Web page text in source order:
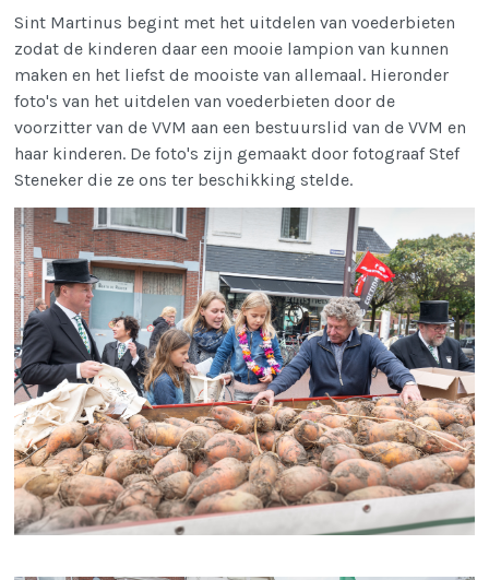
Sint Martinus begint met het uitdelen van voederbieten
zodat de kinderen daar een mooie lampion van kunnen
maken en het liefst de mooiste van allemaal. Hieronder
foto's van het uitdelen van voederbieten door de
voorzitter van de VVM aan een bestuurslid van de VVM en
haar kinderen. De foto's zijn gemaakt door fotograaf Stef
Steneker die ze ons ter beschikking stelde.